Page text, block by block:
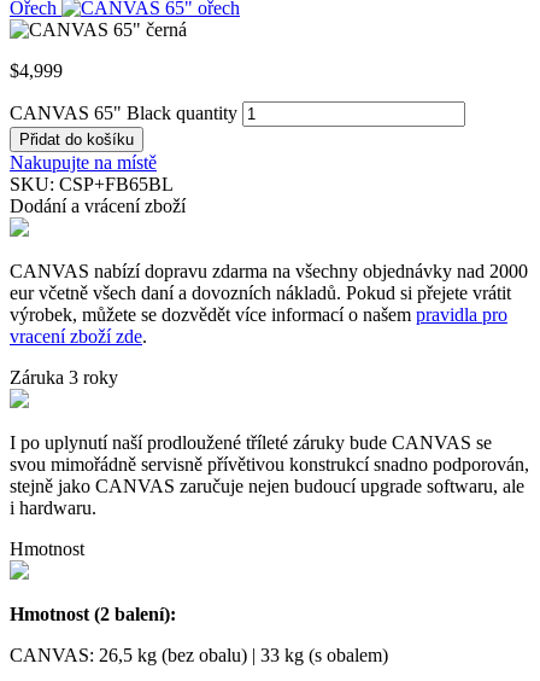
Ořech
$4,999
CANVAS 65" Black quantity
Přidat do košíku
Nakupujte na místě
SKU: CSP+FB65BL
Dodání a vrácení zboží
CANVAS nabízí dopravu zdarma na všechny objednávky nad 2000
eur včetně všech daní a dovozních nákladů. Pokud si přejete vrátit
výrobek, můžete se dozvědět více informací o našem pravidla pro
vracení zboží zde.
Záruka 3 roky
I po uplynutí naší prodloužené tříleté záruky bude CANVAS se
svou mimořádně servisně přívětivou konstrukcí snadno podporován,
stejně jako CANVAS zaručuje nejen budoucí upgrade softwaru, ale
i hardwaru.
Hmotnost
Hmotnost (2 balení):
CANVAS: 26,5 kg (bez obalu) | 33 kg (s obalem)